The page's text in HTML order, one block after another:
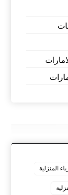
المنزلية